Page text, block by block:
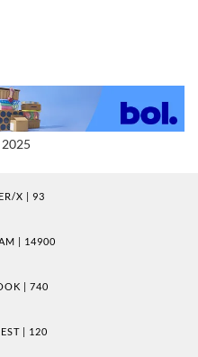
X | 93
| 14900
| 740
| 120